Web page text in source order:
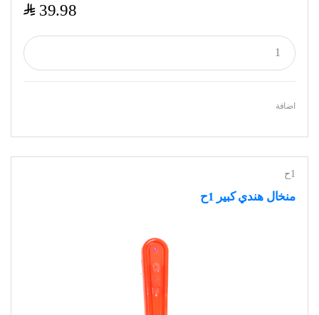
39.98
$
اضافة
1ح
منخال هندي كبير 1ح